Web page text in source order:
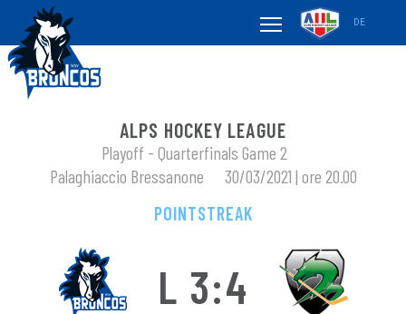
DE
ALPS HOCKEY LEAGUE
Playoff - Quarterfinals Game 2
Palaghiaccio Bressanone
30/03/2021 | ore 20.00
POINTSTREAK
L 3:4